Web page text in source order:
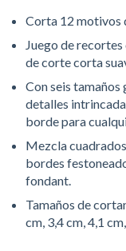
Corta 12 motivos
Juego de
de corte corta
Con seis tamaños
detalles
borde para
Mezcla
bordes
fondant.
Tamaños de
cm, 3,4 cm, 4,1